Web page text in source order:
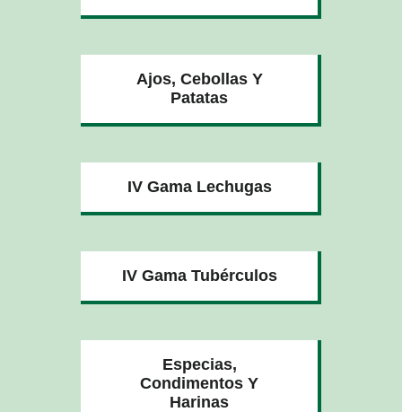
Ajos, Cebollas Y
Patatas
IV Gama Lechugas
IV Gama Tubérculos
Especias,
Condimentos Y
Harinas